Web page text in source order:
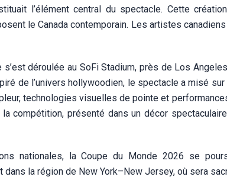
l’élément central du spectacle. Cette
le Canada contemporain. Les artistes
déroulée au SoFi Stadium, près de Los
de l’univers hollywoodien, le spectacle a misé
technologies visuelles de pointe et
compétition, présenté dans un décor
nationales, la Coupe du Monde 2026 se
la région de New York–New Jersey, où sera